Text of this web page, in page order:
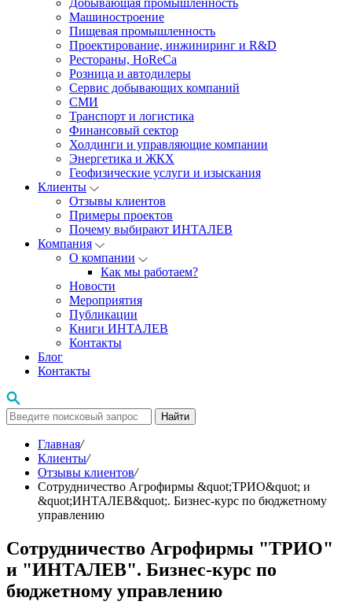
Добывающая промышленность
Машиностроение
Пищевая промышленность
Проектирование, инжиниринг и R&D
Рестораны, HoReCa
Розница и автодилеры
Сервис добывающих компаний
СМИ
Транспорт и логистика
Финансовый сектор
Холдинги и управляющие компании
Энергетика и ЖКХ
Геофизические услуги и изыскания
Клиенты
Отзывы клиентов
Примеры проектов
Почему выбирают ИНТАЛЕВ
Компания
О компании
Как мы работаем?
Новости
Мероприятия
Публикации
Книги ИНТАЛЕВ
Контакты
Блог
Контакты
Найти
Главная/
Клиенты/
Отзывы клиентов/
Сотрудничество Агрофирмы &quot;ТРИО&quot; и
&quot;ИНТАЛЕВ&quot;. Бизнес-курс по бюджетному
управлению
Сотрудничество Агрофирмы "ТРИО"
и "ИНТАЛЕВ". Бизнес-курс по
бюджетному управлению